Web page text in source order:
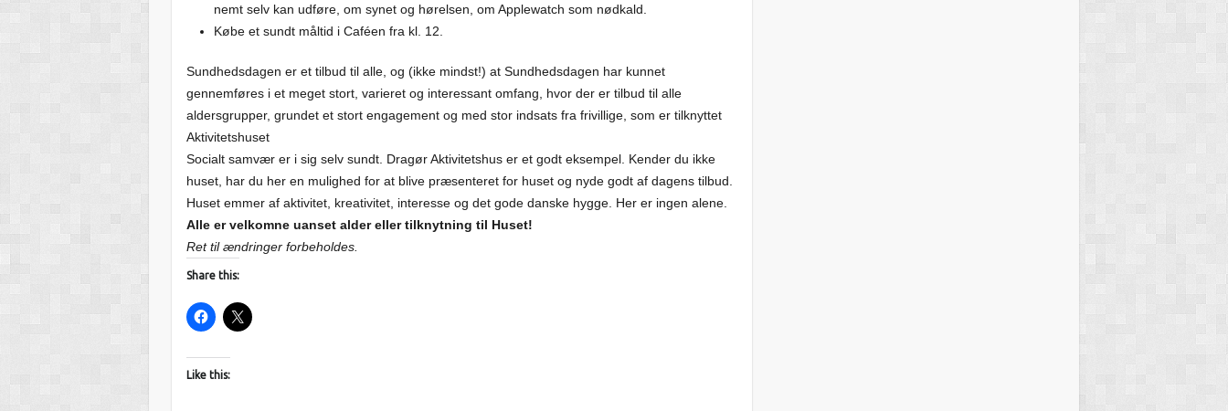
nemt selv kan udføre, om synet og hørelsen, om Applewatch som nødkald.
Købe et sundt måltid i Caféen fra kl. 12.
Sundhedsdagen er et tilbud til alle, og (ikke mindst!) at Sundhedsdagen har kunnet
gennemføres i et meget stort, varieret og interessant omfang, hvor der er tilbud til alle
aldersgrupper, grundet et stort engagement og med stor indsats fra frivillige, som er tilknyttet
Aktivitetshuset
Socialt samvær er i sig selv sundt. Dragør Aktivitetshus er et godt eksempel. Kender du ikke
huset, har du her en mulighed for at blive præsenteret for huset og nyde godt af dagens tilbud.
Huset emmer af aktivitet, kreativitet, interesse og det gode danske hygge. Her er ingen alene.
Alle er velkomne uanset alder eller tilknytning til Huset!
Ret til ændringer forbeholdes.
Share this:
Like this: